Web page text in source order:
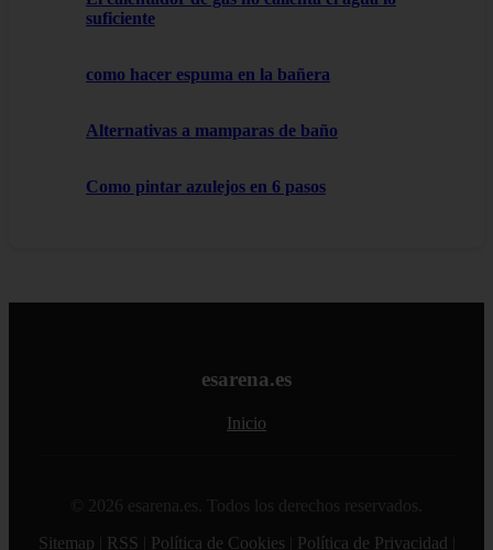
suficiente
como hacer espuma en la bañera
Alternativas a mamparas de baño
Como pintar azulejos en 6 pasos
esarena.es
Inicio
© 2026 esarena.es. Todos los derechos reservados.
Sitemap
RSS Política de Cookies Política de Privacidad